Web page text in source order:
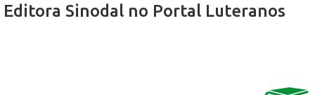
Editora Sinodal no Portal Luteranos